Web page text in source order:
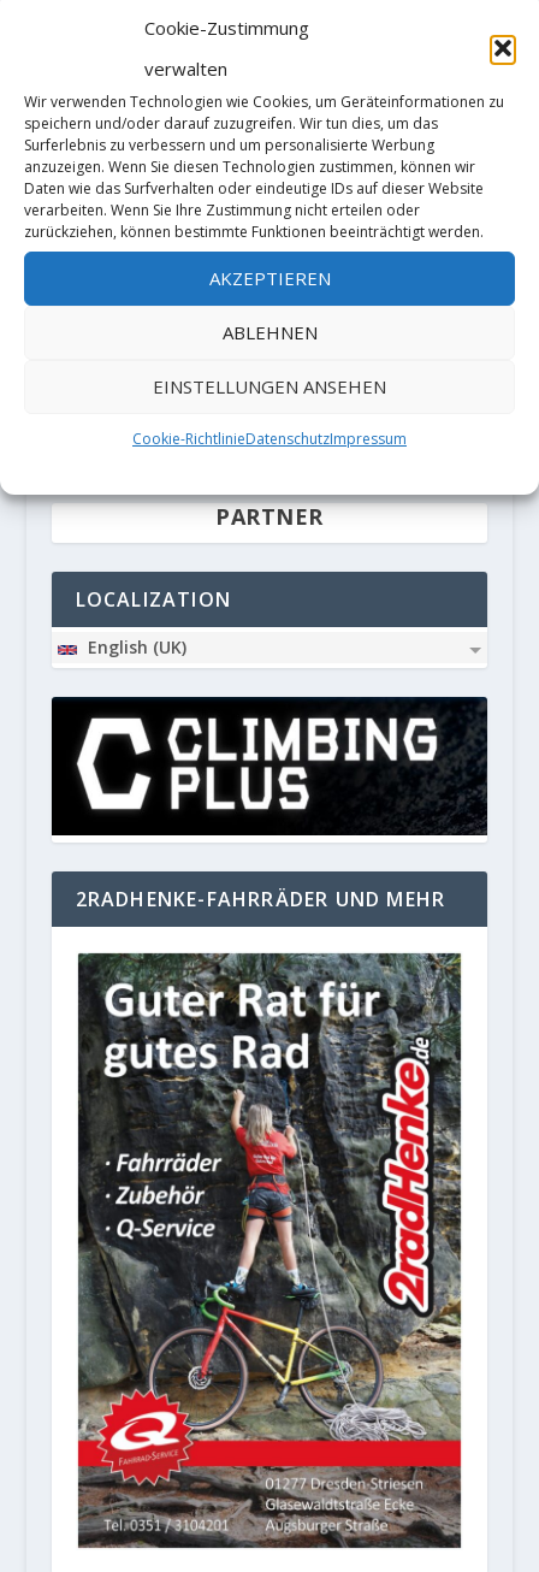
Cookie-Zustimmung
verwalten
Wir verwenden Technologien wie Cookies, um Geräteinformationen zu
speichern und/oder darauf zuzugreifen. Wir tun dies, um das
Surferlebnis zu verbessern und um personalisierte Werbung
anzuzeigen. Wenn Sie diesen Technologien zustimmen, können wir
Daten wie das Surfverhalten oder eindeutige IDs auf dieser Website
verarbeiten. Wenn Sie Ihre Zustimmung nicht erteilen oder
zurückziehen, können bestimmte Funktionen beeinträchtigt werden.
AKZEPTIEREN
ABLEHNEN
EINSTELLUNGEN ANSEHEN
Cookie-RichtlinieDatenschutzImpressum
Diese Website verwendet Akismet, um
werden.
PARTNER
LOCALIZATION
English (UK)
2RADHENKE-FAHRRÄDER UND MEHR